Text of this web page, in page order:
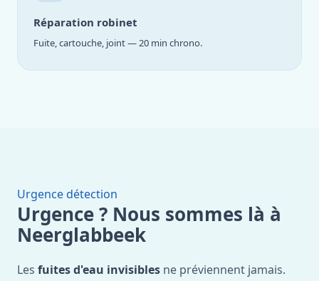
Réparation robinet
Fuite, cartouche, joint — 20 min chrono.
Urgence détection
Urgence ? Nous sommes là à
Neerglabbeek
Les fuites d'eau invisibles ne préviennent jamais.